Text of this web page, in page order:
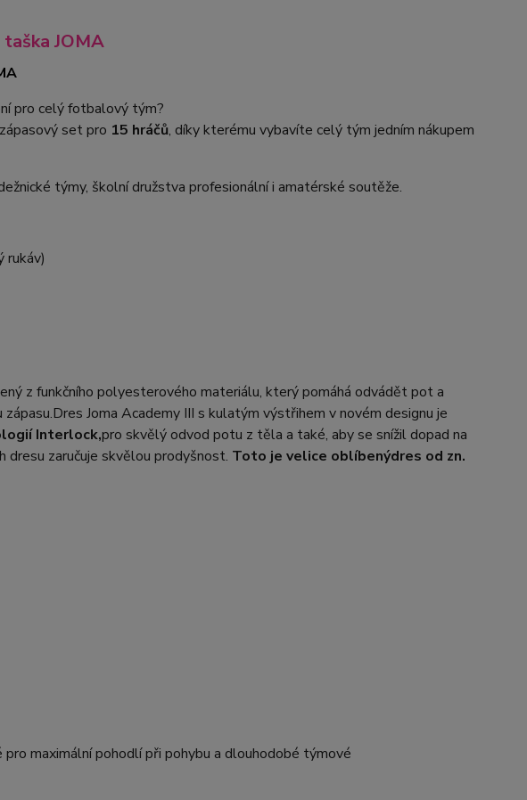
JOMA
pro celý fotbalový tým?
set pro 15 hráčů, díky kterému vybavíte celý tým jedním nákupem
týmy, školní družstva profesionální i amatérské soutěže.
rukáv)
z funkčního polyesterového materiálu, který pomáhá odvádět pot a
Joma Academy III s kulatým výstřihem v novém designu je
Interlock,pro skvělý odvod potu z těla a také, aby se snížil dopad na
dresu zaručuje skvělou prodyšnost. Toto je velice oblíbenýdres od zn.
maximální pohodlí při pohybu a dlouhodobé týmové